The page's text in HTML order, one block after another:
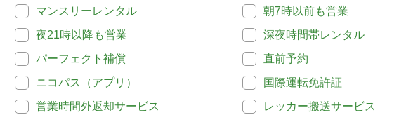
マンスリーレンタル
朝7時以前も営業
夜21時以降も営業
深夜時間帯レンタル
パーフェクト補償
直前予約
ニコパス（アプリ）
国際運転免許証
営業時間外返却サービス
レッカー搬送サービス